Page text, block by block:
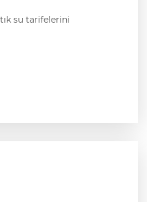
su tarifelerini